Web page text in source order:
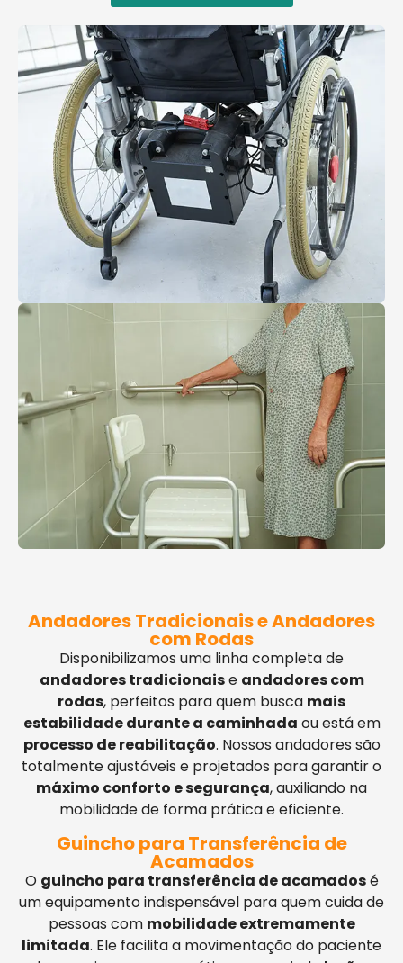
Andadores Tradicionais e Andadores
com Rodas
Disponibilizamos uma linha completa de
andadores tradicionaise andadores com
rodas, perfeitos para quem busca mais
estabilidade durante a caminhada ou está em
processo de reabilitação. Nossos andadores são
totalmente ajustáveis e projetados para garantir o
máximo conforto e segurança, auxiliando na
mobilidade de forma prática e eficiente.
Guincho para Transferência de
Acamados
O guincho para transferência de acamadosé
um equipamento indispensável para quem cuida de
pessoas com mobilidade extremamente
limitada. Ele facilita a movimentação do paciente